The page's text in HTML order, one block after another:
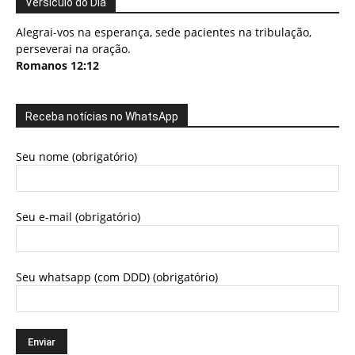
Alegrai-vos na esperança, sede pacientes na tribulação,
perseverai na oração.
Romanos 12:12
Receba notícias no WhatsApp
Seu nome (obrigatório)
Seu e-mail (obrigatório)
Seu whatsapp (com DDD) (obrigatório)